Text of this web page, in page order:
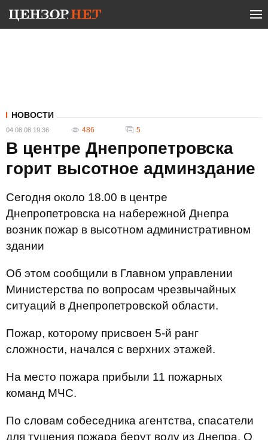
НОВОСТИ
04.08.08 19:36 486 5
В центре Днепропетровска
горит высотное админздание
Сегодня около 18.00 в центре
Днепропетровска на набережной Днепра
возник пожар в высотном административном
здании
Об этом сообщили в Главном управлении
Министерства по вопросам чрезвычайных
ситуаций в Днепропетровской области.
Пожар, которому присвоен 5-й ранг
сложности, начался с верхних этажей.
На место пожара прибыли 11 пожарных
команд МЧС.
По словам собеседника агентства, спасатели
для тушения пожара берут воду из Днепра. О